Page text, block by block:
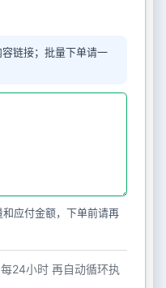
链接；批量下单请一
应付金额，下单前请再
24小时 再自动循环执